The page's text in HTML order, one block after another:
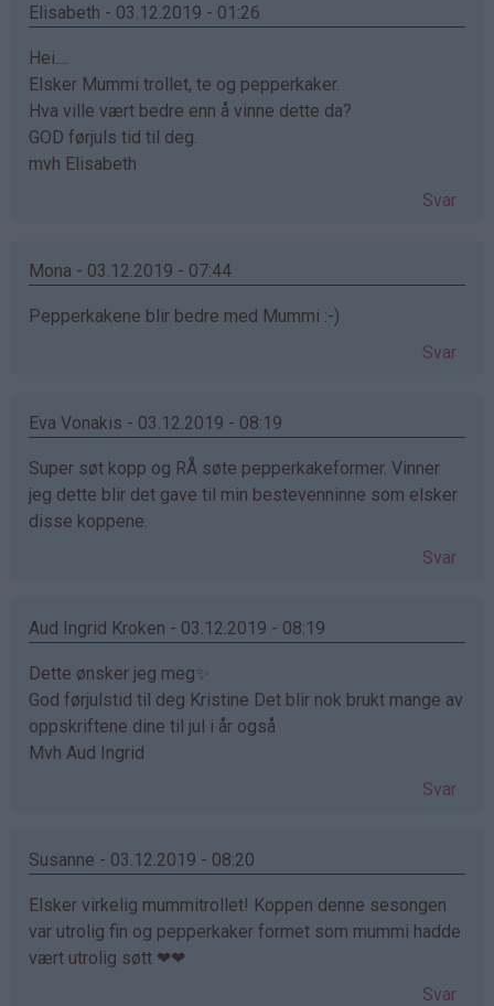
Elisabeth - 03.12.2019 - 01:26
Hei....
Elsker Mummi trollet, te og pepperkaker.
Hva ville vært bedre enn å vinne dette da?
GOD førjuls tid til deg.
mvh Elisabeth
Svar
Mona - 03.12.2019 - 07:44
Pepperkakene blir bedre med Mummi :-)
Svar
Eva Vonakis - 03.12.2019 - 08:19
Super søt kopp og RÅ søte pepperkakeformer. Vinner
jeg dette blir det gave til min bestevenninne som elsker
disse koppene.
Svar
Aud Ingrid Kroken - 03.12.2019 - 08:19
Dette ønsker jeg meg✨
God førjulstid til deg Kristine Det blir nok brukt mange av
oppskriftene dine til jul i år også
Mvh Aud Ingrid
Svar
Susanne - 03.12.2019 - 08:20
Elsker virkelig mummitrollet! Koppen denne sesongen
var utrolig fin og pepperkaker formet som mummi hadde
vært utrolig søtt ❤❤
Svar